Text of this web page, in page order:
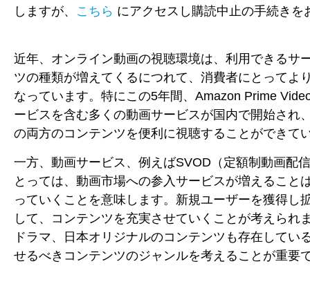
しますが、 こちら にアクセスし購読中止の手続きを
近年、オンライン動画の視聴環境は、利用できるサ
ツの種類が増えてくるにつれて、消費者にとってよ
なっています。特にこの5年間、Amazon Prime
ービスを含む多くの動画サービスが国内で開始され
の両方のコンテンツを便利に視聴することができて
一方、動画サービス、例えばSVOD（定額制動画配
とっては、動画市場への参入サービスが増えること
っていくことを意味します。新規ユーザーを獲得し
して、コンテンツを充実させていくことが考えられ
ドラマ、日本オリジナルのコンテンツも存在してい
せるべきコンテンツのジャンルを考えることが重要